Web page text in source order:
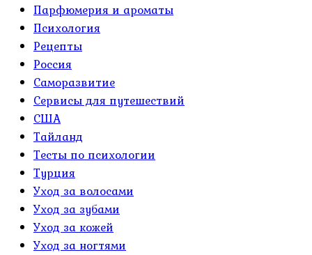
Парфюмерия и ароматы
Психология
Рецепты
Россия
Саморазвитие
Сервисы для путешествий
США
Тайланд
Тесты по психологии
Турция
Уход за волосами
Уход за зубами
Уход за кожей
Уход за ногтями